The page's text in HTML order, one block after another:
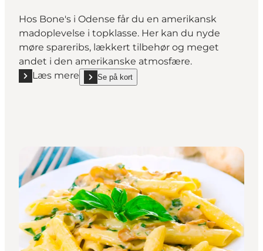
Hos Bone's i Odense får du en amerikansk
madoplevelse i topklasse. Her kan du nyde
møre spareribs, lækkert tilbehør og meget
andet i den amerikanske atmosfære.
Læs mere
Læs mere "Bone's Odense - Spareribs og grill"
Se på kort
show Bone's Odense - Spareribs og grill on_map